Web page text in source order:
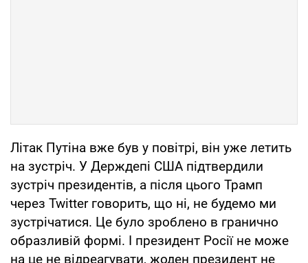
Літак Путіна вже був у повітрі, він уже летить
на зустріч. У Держдепі США підтвердили
зустріч президентів, а після цього Трамп
через Twitter говорить, що ні, не будемо ми
зустрічатися. Це було зроблено в гранично
образливій формі. І президент Росії не може
на це не відреагувати, жоден президент не